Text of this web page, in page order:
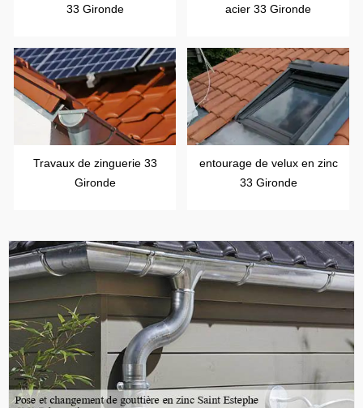
33 Gironde
acier 33 Gironde
Travaux de zinguerie 33
Gironde
entourage de velux en zinc
33 Gironde